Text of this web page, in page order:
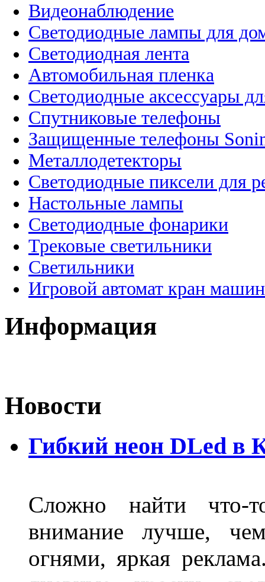
Видеонаблюдение
Светодиодные лампы для
Светодиодная лента
Автомобильная пленка
Светодиодные аксессуары
Спутниковые телефоны
Защищенные телефоны
Металлодетекторы
Светодиодные пиксели для
Настольные лампы
Светодиодные фонарики
Трековые светильники
Светильники
Игровой автомат кран
Информация
Новости
Гибкий неон DLed в
Сложно найти что-
внимание лучше,
огнями, яркая